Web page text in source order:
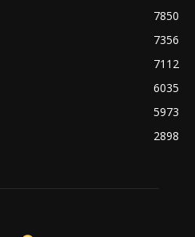
7850
7356
7112
6035
5973
2898